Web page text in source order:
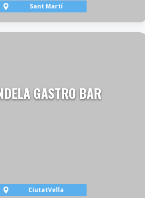
Sant Martí
GASTRO BAR
CiutatVella